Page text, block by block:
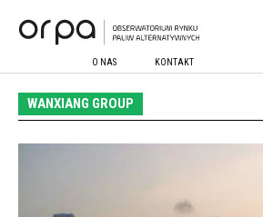
O NAS KONTAKT
WANXIANG GROUP